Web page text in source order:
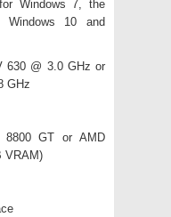
Windows 7, the
10 and
630 @ 3.0 GHz or
GHz
8800 GT or AMD
VRAM)